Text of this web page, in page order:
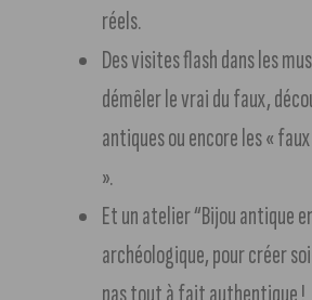
réels.
Des visites flash dans les
démêler le vrai du faux,
antiques ou encore les «
».
Et un atelier “Bijou antique
archéologique, pour créer